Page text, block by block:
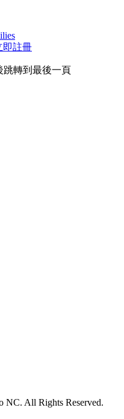
即註冊
跳轉到最後一頁
NC. All Rights Reserved.